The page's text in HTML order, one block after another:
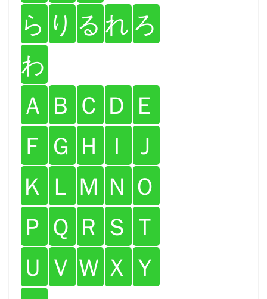
ら り る れ ろ
わ
Ａ Ｂ Ｃ Ｄ Ｅ
Ｆ Ｇ Ｈ Ｉ
Ｊ
Ｋ Ｌ Ｍ Ｎ Ｏ
Ｐ Ｑ Ｒ Ｓ Ｔ
Ｕ Ｖ Ｗ Ｘ Ｙ